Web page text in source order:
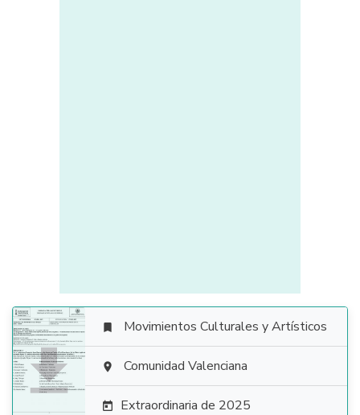

 Movimientos Culturales y Artísticos
 Comunidad Valenciana
 Extraordinaria de 2025